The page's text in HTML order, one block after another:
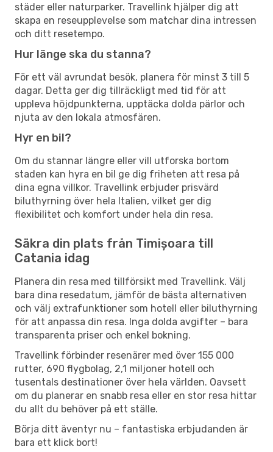
städer eller naturparker. Travellink hjälper dig att
skapa en reseupplevelse som matchar dina intressen
och ditt resetempo.
Hur länge ska du stanna?
För ett väl avrundat besök, planera för minst 3 till 5
dagar. Detta ger dig tillräckligt med tid för att
uppleva höjdpunkterna, upptäcka dolda pärlor och
njuta av den lokala atmosfären.
Hyr en bil?
Om du stannar längre eller vill utforska bortom
staden kan hyra en bil ge dig friheten att resa på
dina egna villkor. Travellink erbjuder prisvärd
biluthyrning över hela Italien, vilket ger dig
flexibilitet och komfort under hela din resa.
Säkra din plats från Timișoara till
Catania idag
Planera din resa med tillförsikt med Travellink. Välj
bara dina resedatum, jämför de bästa alternativen
och välj extrafunktioner som hotell eller biluthyrning
för att anpassa din resa. Inga dolda avgifter – bara
transparenta priser och enkel bokning.
Travellink förbinder resenärer med över 155 000
rutter, 690 flygbolag, 2,1 miljoner hotell och
tusentals destinationer över hela världen. Oavsett
om du planerar en snabb resa eller en stor resa hittar
du allt du behöver på ett ställe.
Börja ditt äventyr nu – fantastiska erbjudanden är
bara ett klick bort!